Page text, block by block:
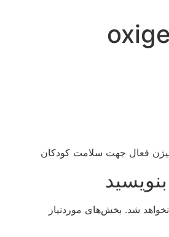
فعال جهت سلامت کودکان
شد. بخش‌های موردنیاز